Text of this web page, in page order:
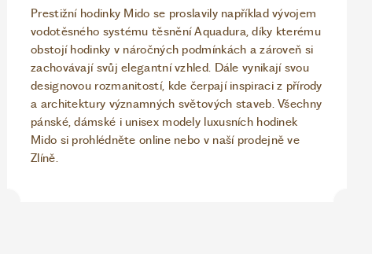
Prestižní hodinky Mido se proslavily například vývojem
vodotěsného systému těsnění Aquadura, díky kterému
obstojí hodinky v náročných podmínkách a zároveň si
zachovávají svůj elegantní vzhled. Dále vynikají svou
designovou rozmanitostí, kde čerpají inspiraci z přírody
a architektury významných světových staveb. Všechny
pánské, dámské i unisex modely luxusních hodinek
Mido si prohlédněte online nebo v naší prodejně ve
Zlíně.